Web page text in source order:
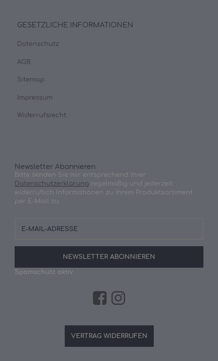
GESETZLICHE INFORMATIONEN
Datenschutz
AGB
Sitemap
Impressum
Widerrufsrecht
Newsletter Abonnieren
Bitte senden Sie mir entsprechend Ihrer
Datenschutzerklärung regelmäßig und jederzeit
widerruflich Informationen zu Ihrem Produktsortiment
per E-Mail zu.
Mail-
NEWSLETTER ABONNIEREN
Spamschutz aktiv
VERTRAG WIDERRUFEN